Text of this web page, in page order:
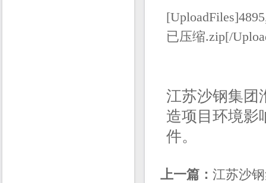
已压缩.zip[/
江苏沙钢集团
造项目环境影
件。
上一篇： 江苏沙